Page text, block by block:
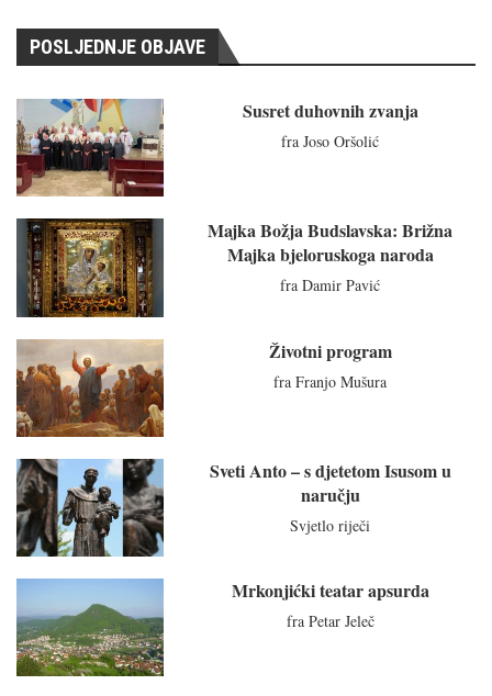
POSLJEDNJE OBJAVE
Susret duhovnih zvanja
fra Joso Oršolić
Majka Božja Budslavska: Brižna
Majka bjeloruskoga naroda
fra Damir Pavić
Životni program
fra Franjo Mušura
Sveti Anto – s djetetom Isusom u
naručju
Svjetlo riječi
Mrkonjićki teatar apsurda
fra Petar Jeleč